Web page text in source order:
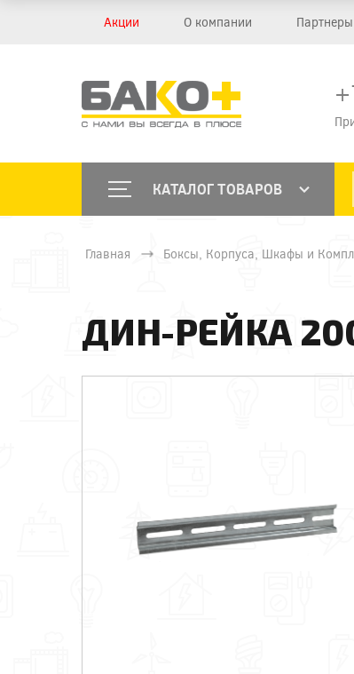
Акции О компании Партнеры
КАТАЛОГ ТОВАРОВ
Главная Боксы, Корпуса, Шкафы и
ДИН-РЕЙКА